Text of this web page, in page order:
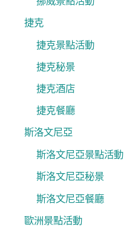
捷克
捷克景點活動
捷克秘景
捷克酒店
捷克餐廳
斯洛文尼亞
斯洛文尼亞景點活動
斯洛文尼亞秘景
斯洛文尼亞餐廳
歐洲景點活動